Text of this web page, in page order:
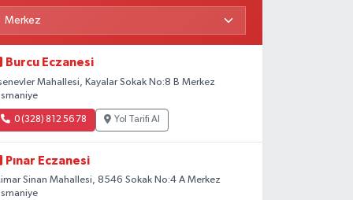
Burcu Eczanesi
Mahallesi, Kayalar Sokak No:8 B Merkez
0 (328) 812 56 78 Yol Tarifi Al
Pınar Eczanesi
Sinan Mahallesi, 8546 Sokak No:4 A Merkez